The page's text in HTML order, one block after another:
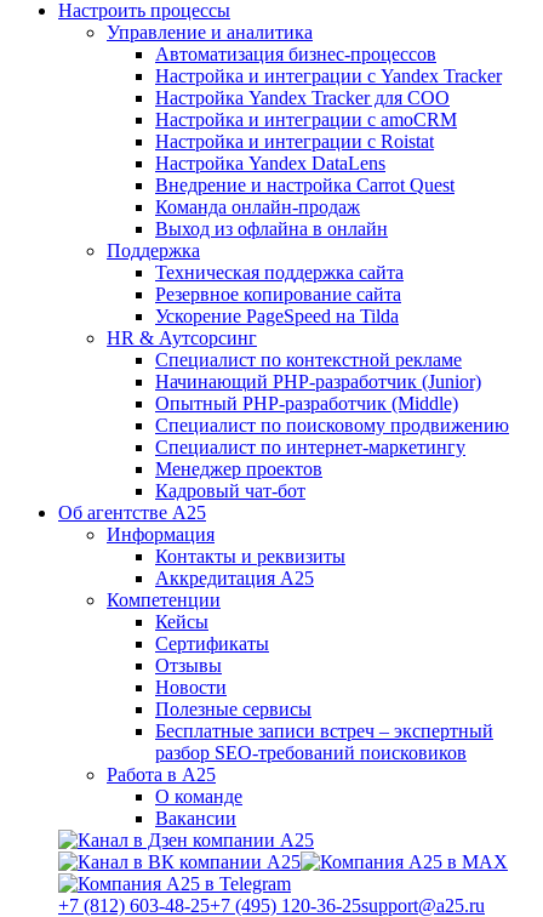
Настроить процессы
Управление и аналитика
Автоматизация бизнес-процессов
Настройка и интеграции с Yandex Tracker
Настройка Yandex Tracker для СОО
Настройка и интеграции с amoCRM
Настройка и интеграции с Roistat
Настройка Yandex DataLens
Внедрение и настройка Carrot Quest
Команда онлайн-продаж
Выход из офлайна в онлайн
Поддержка
Техническая поддержка сайта
Резервное копирование сайта
Ускорение PageSpeed на Tilda
HR & Аутсорсинг
Специалист по контекстной рекламе
Начинающий PHP-разработчик (Junior)
Опытный PHP-разработчик (Middle)
Специалист по поисковому продвижению
Специалист по интернет-маркетингу
Менеджер проектов
Кадровый чат-бот
Об агентстве А25
Информация
Контакты и реквизиты
Аккредитация А25
Компетенции
Кейсы
Сертификаты
Отзывы
Новости
Полезные сервисы
Бесплатные записи встреч – экспертный
разбор SEO-требований поисковиков
Работа в А25
О команде
Вакансии
+7 (812) 603-48-25+7 (495) 120-36-25support@a25.ru